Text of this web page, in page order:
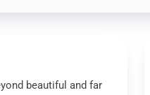
beautiful and far